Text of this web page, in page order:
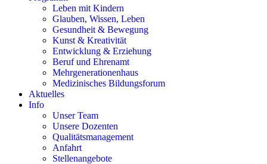
Leben mit Kindern
Glauben, Wissen, Leben
Gesundheit & Bewegung
Kunst & Kreativität
Entwicklung & Erziehung
Beruf und Ehrenamt
Mehrgenerationenhaus
Medizinisches Bildungsforum
Aktuelles
Info
Unser Team
Unsere Dozenten
Qualitätsmanagement
Anfahrt
Stellenangebote